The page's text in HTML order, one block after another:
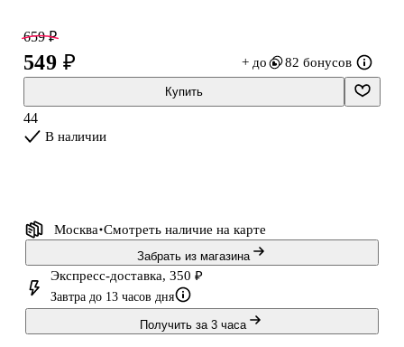
Для младшего школьного возраста.
659 ₽
549 ₽ + до 82 бонусов
Купить
44
В наличии
Москва Смотреть наличие на карте
Забрать из магазина
Экспресс-доставка, 350 ₽
Завтра до 13 часов дня
Получить за 3 часа